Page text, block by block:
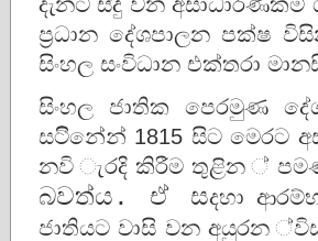
ප‍්‍රධාන දේශපාලන පක්ෂ
සිංහල සංවිධාන එක්තරා
සිංහල ජාතික පෙරමුණ
සටිිනේන් 1815 සිට මෙරට
නවි ැරදි කිරීම තුළින
බවත්ය. ඒ සදහා
ජාතියට වාසි වන අයුරන